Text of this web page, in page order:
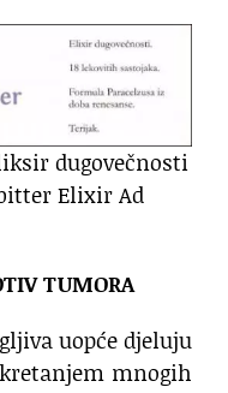
dugovečnosti
Elixir Ad
TUMORA
uopće djeluju
mnogih